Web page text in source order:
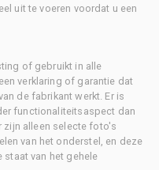
uit te voeren voordat u een
of gebruikt in alle
verklaring of garantie dat
de fabrikant werkt. Er is
functionaliteitsaspect dan
zijn alleen selecte foto's
van het onderstel, en deze
van het gehele